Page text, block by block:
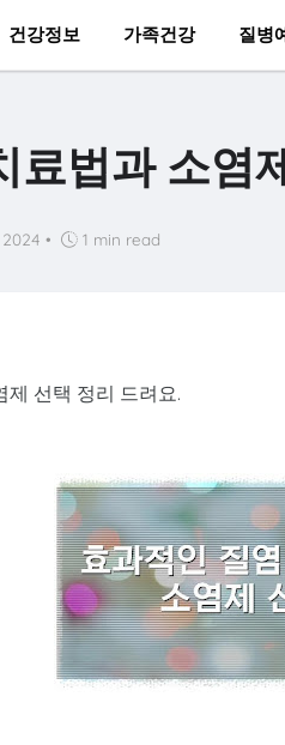
건강정보 가족건강 질병
료법과 소염
2024 • 1 min read
제 선택 정리 드려요.